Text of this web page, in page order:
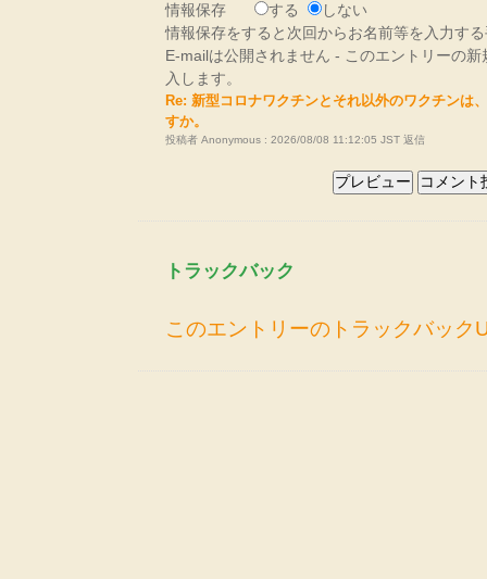
情報保存 する
しない
情報保存をすると次回からお名前等を入力す
E-mailは公開されません - このエントリーの
入します。
Re: 新型コロナワクチンとそれ以外のワクチンは
すか。
投稿者 Anonymous : 2026/08/08 11:12:05 JST 返信
トラックバック
このエントリーのトラックバック